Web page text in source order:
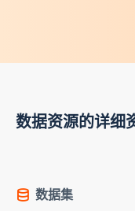
数据资源的详细
数据集